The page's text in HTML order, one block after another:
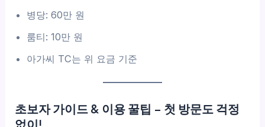
병당: 60만 원
룸티: 10만 원
아가씨 TC는 위 요금 기준
초보자 가이드 & 이용 꿀팁 – 첫 방문도 걱정
없이!